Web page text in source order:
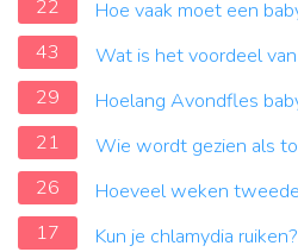
22
Hoe vaak moet een
43
Wat is het voordeel
29
Hoelang Avondfles
21
Wie wordt gezien als
26
Hoeveel weken
17
Kun je chlamydia ruiken?